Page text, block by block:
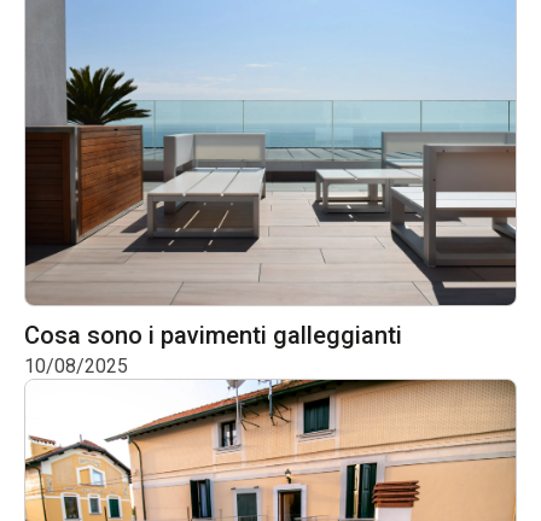
Cosa sono i pavimenti galleggianti
10/08/2025